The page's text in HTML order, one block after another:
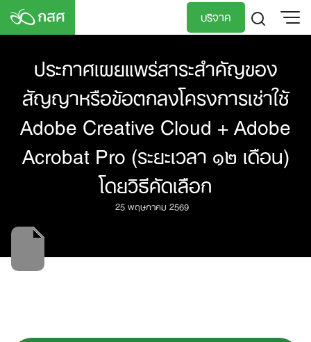
Skip
บริจาค
ประกาศเผยแพร่สาระสำคัญของ
สัญญาหรือข้อตกลงโครงการเช่าใช้
Adobe Creative Cloud + Adobe
Acrobat Pro (ระยะเวลา ๑๒ เดือน)
โดยวิธีคัดเลือก
25 พฤษภาคม 2569